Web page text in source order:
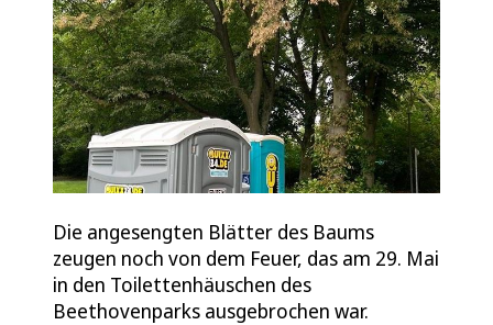
Die angesengten Blätter des Baums
zeugen noch von dem Feuer, das am 29. Mai
in den Toilettenhäuschen des
Beethovenparks ausgebrochen war.